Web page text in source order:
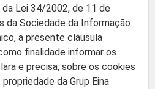
Lei 34/2002, de 11 de
da Sociedade da Informação
a presente cláusula
finalidade informar os
e precisa, sobre os cookies
da Grup Eina